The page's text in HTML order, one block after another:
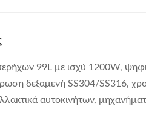
99L με ισχύ 1200W,
δεξαμενή SS304/SS316,
αυτοκινήτων,